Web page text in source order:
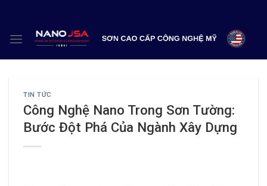
content
TIN TỨC
Công Nghệ Nano Trong Sơn Tường:
Bước Đột Phá Của Ngành Xây Dựng